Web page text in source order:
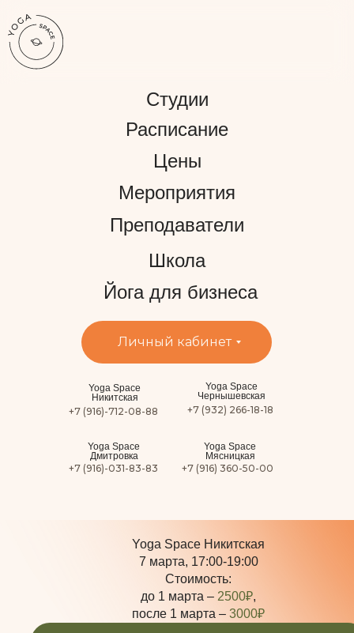
Yoga Space
Никитская
+7 (916)-712-08-88
Yoga Space
Дмитровка
+7 (916)-031-83-83
Студии
Расписание
Цены
Мероприятия
Преподаватели
Йога для бизнеса
Школа
Личный кабинет
Yoga Space
Мясницкая
+7 (916) 360-50-00
Yoga Space
Чернышевская
+7 (932) 266-18-18
Ароматерапия в йоге с Марией
Yoga Space Никитская
7 марта, 17:00-19:00
Стоимость:
до 1 марта – 2500₽,
после 1 марта –3000₽